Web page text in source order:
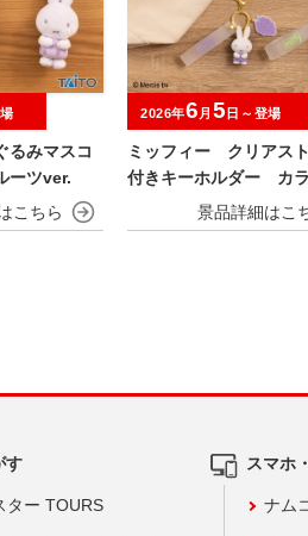
るみマスコ
ーツver.
ミッフィー クリアス
付きキーホルダー カ
ルーツver.
2026年6 月 5 日～登場
す
ター TOURS
スマホ
ナム